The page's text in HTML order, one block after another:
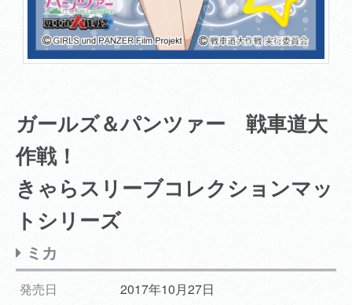
ガールズ＆パンツァー 戦車道大
作戦！
きゃらスリーブコレクションマッ
トシリーズ
ミカ
発売日
2017年10月27日